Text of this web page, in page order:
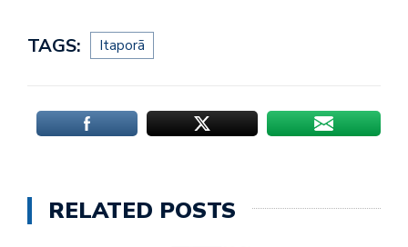
TAGS: Itaporã
RELATED POSTS